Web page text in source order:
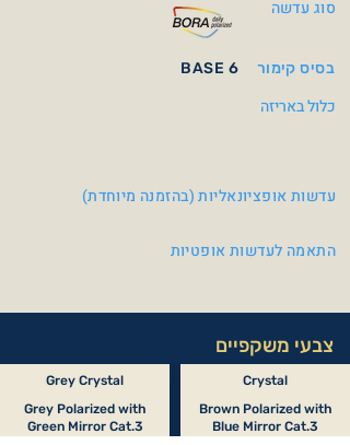
סוג עדשה
BASE 6 בסיס קימור
כלול באריזה
עדשות אופציונאליות (בהזמנה מיוחדת)
התאמה לעדשות אופטיות
צבעי משקפיים
Grey Crystal
Grey Polarized with
Green Mirror Cat.3
Crystal
Brown Polarized with
Blue Mirror Cat.3